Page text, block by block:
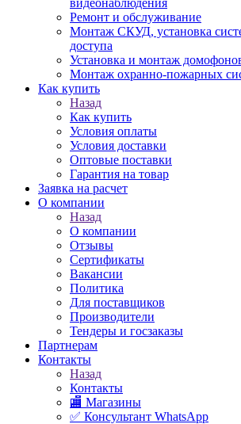
видеонаблюдения
Ремонт и обслуживание
Монтаж СКУД, установка
доступа
Установка и монтаж
Монтаж охранно-пожарных
Как купить
Назад
Как купить
Условия оплаты
Условия доставки
Оптовые поставки
Гарантия на товар
Заявка на расчет
О компании
Назад
О компании
Отзывы
Сертификаты
Вакансии
Политика
Для поставщиков
Производители
Тендеры и госзаказы
Партнерам
Контакты
Назад
Контакты
🏬 Магазины
✅️ Консультант WhatsApp